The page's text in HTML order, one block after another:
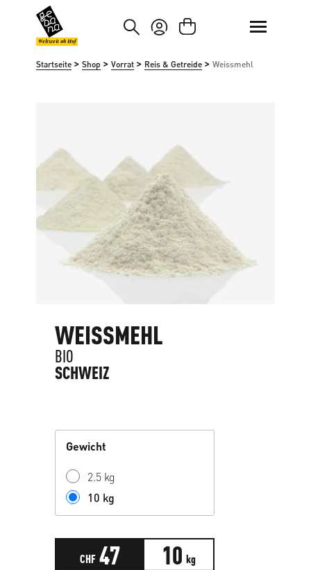
Hauptinhalt springen
Zur Suche springen
Weltweit ab Hof
Startseite > Shop > Vorrat > Reis & Getreide > Weissmehl
WEISSMEHL
BIO
SCHWEIZ
Gewicht
2.5 kg
10 kg
CHF 47 10 kg